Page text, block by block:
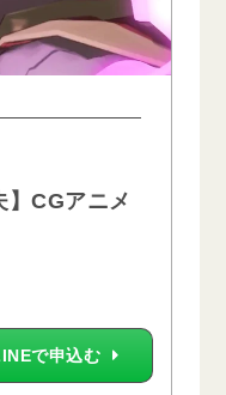
】CGアニメ
で申込む